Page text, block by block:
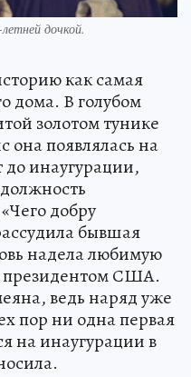
дочкой.
как самая
дома. В голубом
золотом тунике
появлялась на
до инаугурации,
добру
бывшая
надела любимую
президентом США.
ведь наряд уже
пор ни одна первая
на инаугурации в